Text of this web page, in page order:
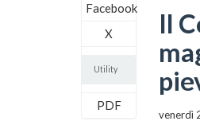
Facebook
X
Utility
PDF
Il
venerdì